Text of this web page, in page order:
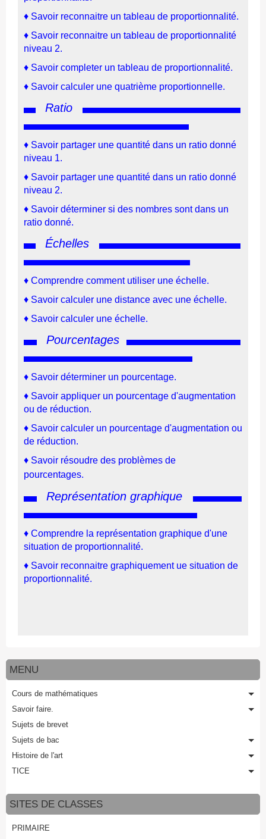
♦ Savoir reconnaitre un tableau de proportionnalité.
♦ Savoir reconnaitre un tableau de proportionnalité
niveau 2.
♦ Savoir completer un tableau de proportionnalité.
♦ Savoir ca lculer une quatrième proportionnelle.
Ratio
♦ Savoir partager une quantité dans un ratio donné
niveau 1.
♦ Savoir partager une quantité dans un ratio donné
niveau 2.
♦ Savoir déterminer si des nombres sont dans un
ratio donné.
Échelles
♦ Comprendre comment utiliser une échelle.
♦ Savoir calculer une distance avec une échelle.
♦ Savoir calculer une échelle.
Pourcentages
♦ Savoir déterminer un pourcentage.
♦ Savoir appliquer un pourcentage d'augmentation
ou de réduction.
♦ Savoir calculer un pourcentage d'augmentation ou
de réduction.
♦ Savoir résoudre des problèmes de
pourcentages.
Représentation graphique
♦ Comprendre la représentation graphique d'une
situation de proportionnalité.
♦ Savoir reconnaitre graphiquement ue situation de
proportionnalité.
MENU
Cours de mathématiques
Savoir faire.
Sujets de brevet
Sujets de bac
Histoire de l'art
TICE
SITES DE CLASSES
PRIMAIRE